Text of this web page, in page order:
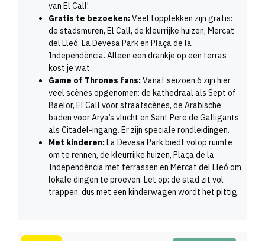
van El Call!
Gratis te bezoeken:Veel topplekken zijn gratis:
de stadsmuren, El Call, de kleurrijke huizen, Mercat
del Lleó, La Devesa Park en Plaça de la
Independència. Alleen een drankje op een terras
kost je wat.
Game of Thrones fans:Vanaf seizoen 6 zijn hier
veel scènes opgenomen: de kathedraal als Sept of
Baelor, El Call voor straatscènes, de Arabische
baden voor Arya’s vlucht en Sant Pere de Galligants
als Citadel-ingang. Er zijn speciale rondleidingen.
Met kinderen:La Devesa Park biedt volop ruimte
om te rennen, de kleurrijke huizen, Plaça de la
Independència met terrassen en Mercat del Lleó om
lokale dingen te proeven. Let op: de stad zit vol
trappen, dus met een kinderwagen wordt het pittig.